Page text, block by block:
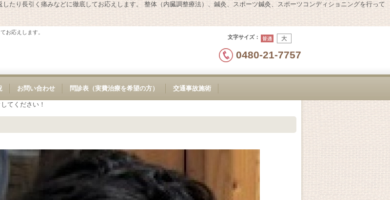
たり長引く痛みなどに徹底してお応えします。 整体（内臓調整療法）、鍼灸、スポーツ鍼灸、スポーツコンディショニングを行って
お応えします。
文字サイズ：
0480-21-7757
お問い合わせ 問診表（実費治療を希望の方） 交通事故施術
てください！